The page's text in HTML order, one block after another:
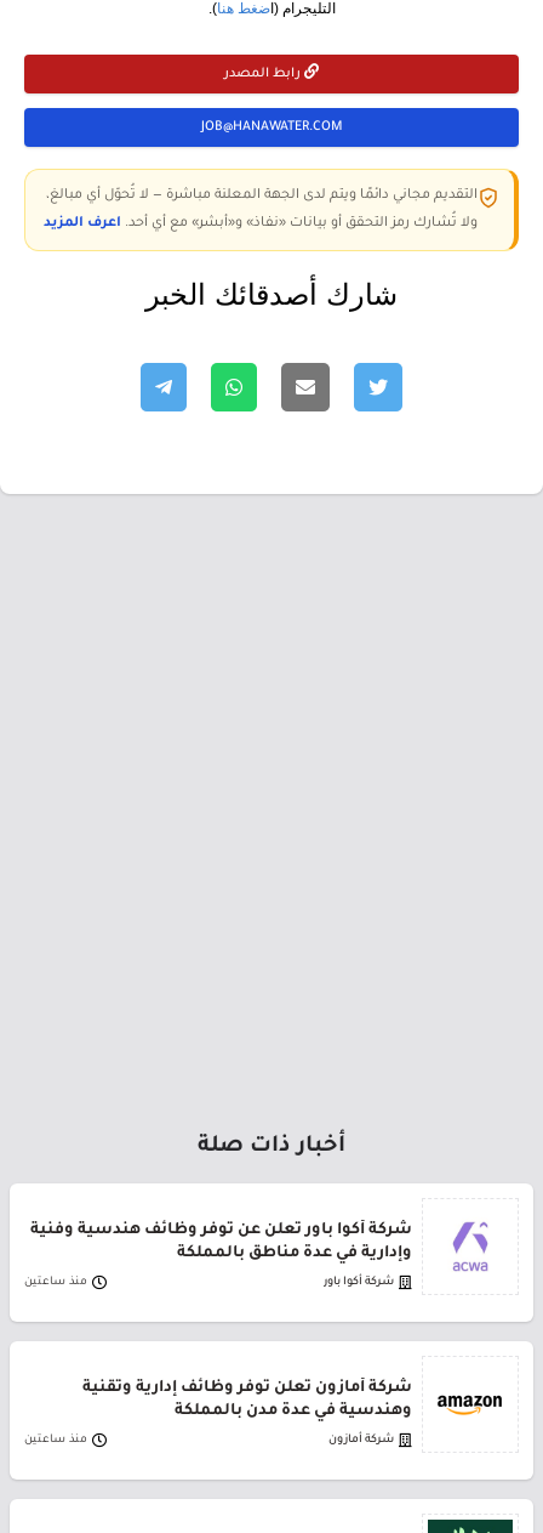
التليجرام (اضغط هنا).
رابط المصدر
JOB@HANAWATER.COM
التقديم مجاني دائمًا ويتم لدى الجهة المعلنة مباشرة — لا تُحوّل أي مبالغ،
ولا تُشارك رمز التحقق أو بيانات «نفاذ» و«أبشر» مع أي أحد. اعرف المزيد
شارك أصدقائك الخبر
أخبار ذات صلة
شركة أكوا باور تعلن عن توفر وظائف هندسية وفنية
وإدارية في عدة مناطق بالمملكة
شركة أكوا باور منذ ساعتين
شركة أمازون تعلن توفر وظائف إدارية وتقنية
وهندسية في عدة مدن بالمملكة
شركة أمازون منذ ساعتين